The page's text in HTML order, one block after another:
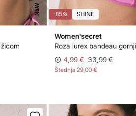
NEW -85% SHINE
Women'secret
Roza lurex bandeau
4,99 € 33,99 €
Štednja 29,00 €